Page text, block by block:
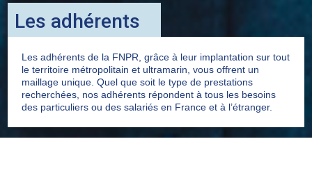
Les adhérents
Les adhérents de la FNPR, grâce à leur implantation sur tout
le territoire métropolitain et ultramarin, vous offrent un
maillage unique. Quel que soit le type de prestations
recherchées, nos adhérents répondent à tous les besoins
des particuliers ou des salariés en France et à l’étranger.